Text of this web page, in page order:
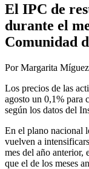
El IPC de
durante el
Comunidad
Por Margarita Míguez
Los precios de las
agosto un 0,1% para
según los datos del
En el plano nacional
vuelven a
mes del año anterior,
que el de los meses